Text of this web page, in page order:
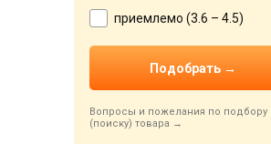
приемлемо (3.6 – 4.5)
Вопросы и пожелания по подбору
(поиску) товара